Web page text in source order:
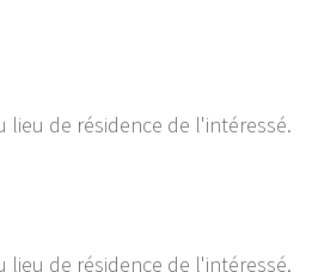
lieu de résidence de l'intéressé.
lieu de résidence de l'intéressé.